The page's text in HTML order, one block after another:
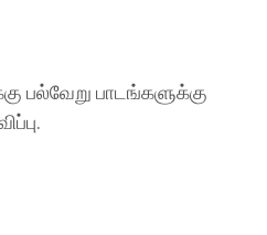
பல்வேறு பாடங்களுக்கு